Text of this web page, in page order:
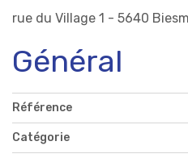
rue du Village 1 - 5640
Général
Référence
Catégorie